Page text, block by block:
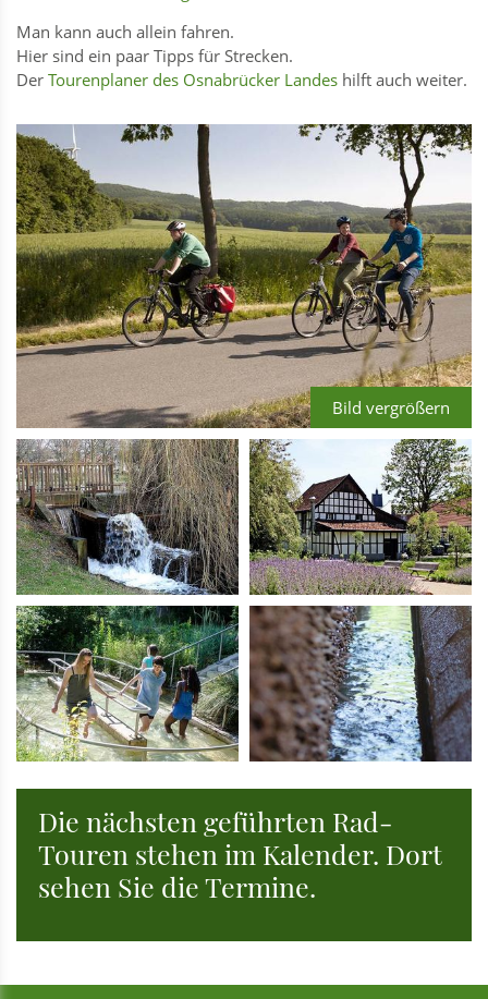
Man kann auch allein fahren.
Hier sind ein paar Tipps für Strecken.
Der Tourenplaner des Osnabrücker Landes hilft auch weiter.
Bild vergrößern
Die nächsten geführten Rad-
Touren stehen im Kalender. Dort
sehen Sie die Termine.